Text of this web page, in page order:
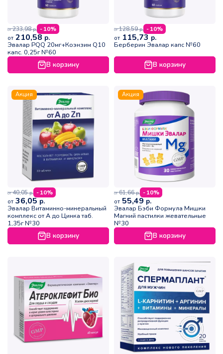
от 233,98р. - 10%
от 210,58 р.
Эвалар PQQ 20мг+Коэнзим Q10
капс. 0,25г №60
В корзину
от 128,59р. - 10%
от 115,73 р.
Берберин Эвалар капс №60
В корзину
Акция
от 40,05р. - 10%
от 36,05 р.
Эвалар Витаминно-минеральный
комплекс от А до Цинка таб.
1,35г №30
В корзину
Акция
от 61,66р. - 10%
от 55,49 р.
Эвалар Бэби Формула Мишки
Магний пастилки жевательные
№30
В корзину